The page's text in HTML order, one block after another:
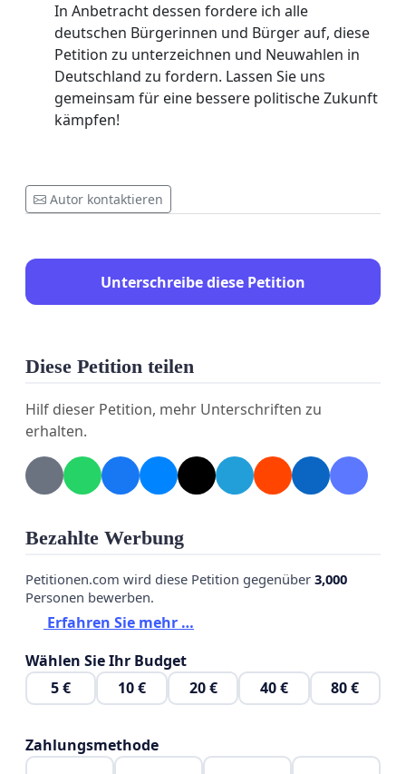
In Anbetracht dessen fordere ich alle
deutschen Bürgerinnen und Bürger auf, diese
Petition zu unterzeichnen und Neuwahlen in
Deutschland zu fordern. Lassen Sie uns
gemeinsam für eine bessere politische Zukunft
kämpfen!
Autor kontaktieren
Unterschreibe diese Petition
Diese Petition teilen
Hilf dieser Petition, mehr Unterschriften zu
erhalten.
Bezahlte Werbung
Petitionen.com wird diese Petition gegenüber 3,000
Personen bewerben.
Erfahren Sie mehr …
Wählen Sie Ihr Budget
5 €
10 € 20 € 40 € 80 €
Zahlungsmethode